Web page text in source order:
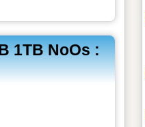
1TB NoOs :